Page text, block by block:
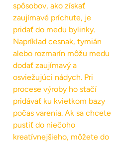
spôsobov, ako získať
zaujímavé príchute, je
pridať do medu bylinky.
Napríklad cesnak, tymián
alebo rozmarín môžu medu
dodať zaujímavý a
osviežujúci nádych. Pri
procese výroby ho stačí
pridávať ku kvietkom bazy
počas varenia. Ak sa chcete
pustiť do niečoho
kreatívnejšieho, môžete do